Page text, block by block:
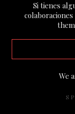
Si tienes
We